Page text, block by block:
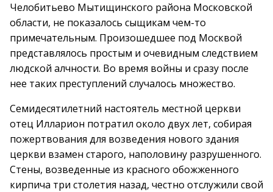
Челобитьево Мытищинского района Московской
области, не показалось сыщикам чем-то
примечательным. Произошедшее под Москвой
представлялось простым и очевидным следствием
людской алчности. Во время войны и сразу после
нее таких преступлений случалось множество.
Семидесятилетний настоятель местной церкви
отец Илларион потратил около двух лет, собирая
пожертвования для возведения нового здания
церкви взамен старого, наполовину разрушенного.
Стены, возведенные из красного обожженного
кирпича три столетия назад, честно отслужили свой